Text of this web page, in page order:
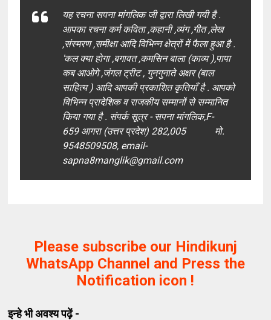
यह रचना सपना मांगलिक जी द्वारा लिखी गयी है .
आपका रचना कर्म कविता ,कहानी ,व्यंग ,गीत ,लेख
,संस्मरण ,समीक्षा आदि विभिन्न क्षेत्रों में फैला हुआ है .
'कल क्या होगा ,बगावत ,कमसिन बाला (काव्य ),पापा
कब आओगे ,जंगल ट्रीट , गुनगुनाते अक्षर (बाल
साहित्य ) आदि आपकी प्रकाशित कृतियाँ है . आपको
विभिन्न प्रादेशिक व राजकीय सम्मानों से सम्मानित
किया गया है . संपर्क सूत्र - सपना मांगलिक,F-
659 आगरा (उत्तर प्रदेश) 282,005मो.
9548509508, email-
sapna8manglik@gmail.com
Please subscribe our Hindikunj
WhatsApp Channel and Press the
Notification icon !
इन्हे भी अवश्य पढ़ें -